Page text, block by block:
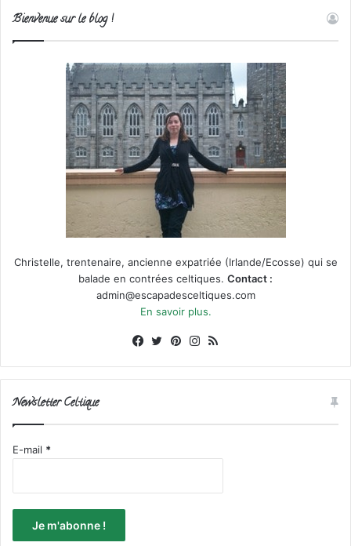
Bienvenue sur le blog !
Christelle, trentenaire, ancienne expatriée (Irlande/Ecosse) qui se
balade en contrées celtiques. Contact :
admin@escapadesceltiques.com
En savoir plus.
Facebook
X PinterestInstagram
Newsletter Celtique
E-mail *